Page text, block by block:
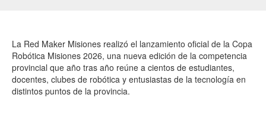
La Red Maker Misiones realizó el lanzamiento oficial de la Copa
Robótica Misiones 2026, una nueva edición de la competencia
provincial que año tras año reúne a cientos de estudiantes,
docentes, clubes de robótica y entusiastas de la tecnología en
distintos puntos de la provincia.